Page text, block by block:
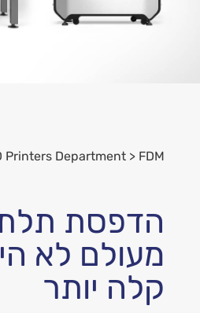
Printers Department < FDM
הדפסת
מעולם לא
קלה יותר